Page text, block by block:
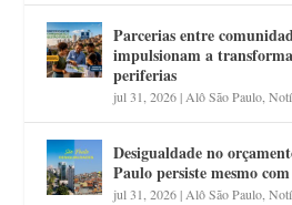
Parcerias entre
impulsionam a
periferias
jul 31, 2026|Alô São Paulo,
Desigualdade no
Paulo persiste mesmo
jul 31, 2026|Alô São Paulo,